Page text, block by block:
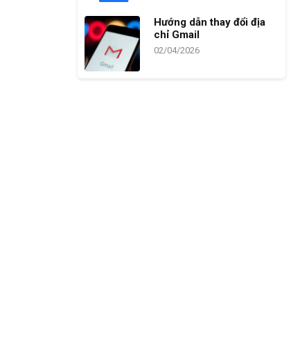
Hướng dẫn thay đổi địa
chỉ Gmail
02/04/2026